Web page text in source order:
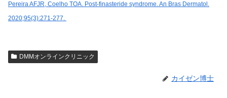
Pereira AFJR, Coelho TOA. Post-finasteride syndrome. An Bras Dermatol.
2020;95(3):271-277.
DMMオンラインクリニック
カイゼン博士